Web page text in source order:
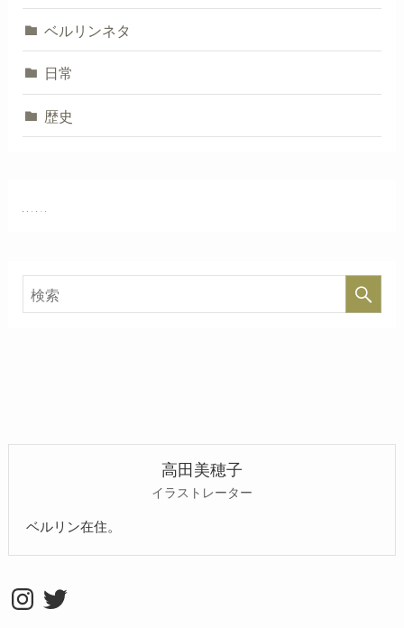
ベルリンネタ
日常
歴史
高田美穂子
イラストレーター
ベルリン在住。
Instagram
Twitter